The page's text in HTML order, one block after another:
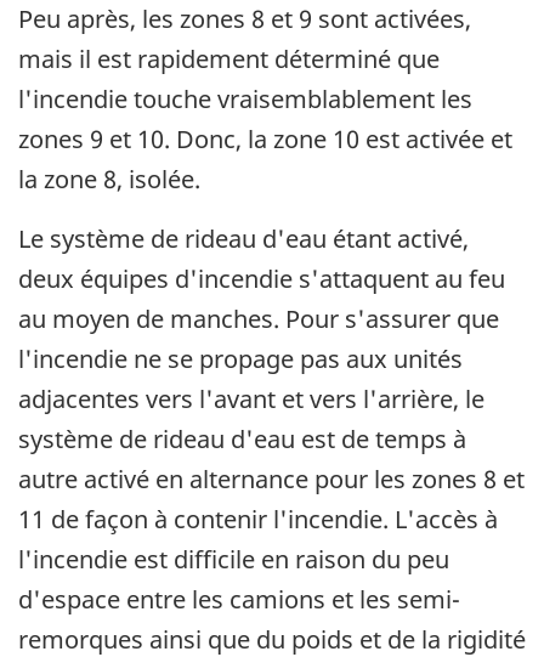
Peu après, les zones 8 et 9 sont activées,
mais il est rapidement déterminé que
l'incendie touche vraisemblablement les
zones 9 et 10. Donc, la zone 10 est activée et
la zone 8, isolée.
Le système de rideau d'eau étant activé,
deux équipes d'incendie s'attaquent au feu
au moyen de manches. Pour s'assurer que
l'incendie ne se propage pas aux unités
adjacentes vers l'avant et vers l'arrière, le
système de rideau d'eau est de temps à
autre activé en alternance pour les zones 8 et
11 de façon à contenir l'incendie. L'accès à
l'incendie est difficile en raison du peu
d'espace entre les camions et les semi-
remorques ainsi que du poids et de la rigidité